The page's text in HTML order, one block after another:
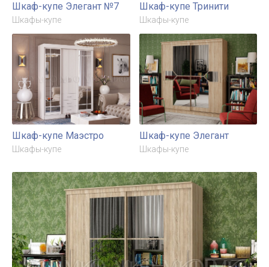
Шкаф-купе Элегант №7
Шкафы-купе
Шкаф-купе Тринити
Шкафы-купе
Шкаф-купе Маэстро
Шкафы-купе
Шкаф-купе Элегант
Шкафы-купе